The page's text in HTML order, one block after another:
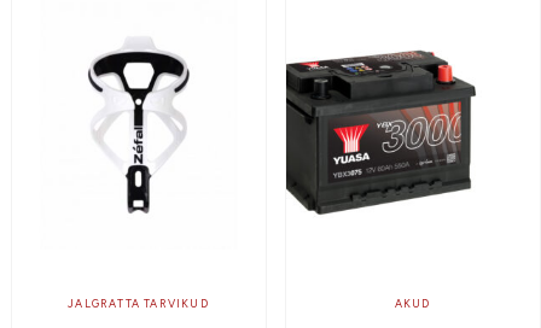
JALGRATTA TARVIKUD AKUD